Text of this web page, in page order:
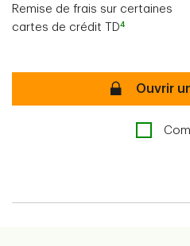
Remise de frais sur certaines
cartes de crédit TD4
Sécurisé
Ouvrir